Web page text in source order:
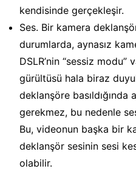
kendisinde gerçekleşir.
Ses. Bir kamera
durumlarda, aynasız
DSLR’nin “sessiz modu”
gürültüsü hala biraz
deklanşöre
gerekmez, bu nedenle
Bu, videonun başka bir
deklanşör sesinin sesi
olabilir.